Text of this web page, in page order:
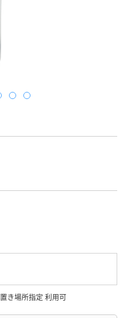
置き場所指定 利用可